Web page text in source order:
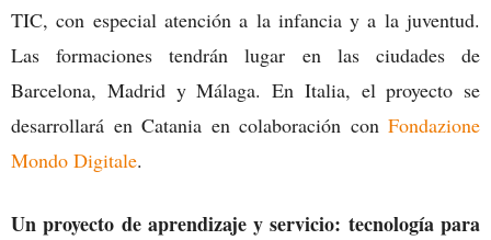
TIC, con especial atención a la infancia y a la juventud.
Las formaciones tendrán lugar en las ciudades de
Barcelona, Madrid y Málaga. En Italia, el proyecto se
desarrollará en Catania en colaboración con Fondazione
Mondo Digitale.
Un proyecto de aprendizaje y servicio: tecnología para